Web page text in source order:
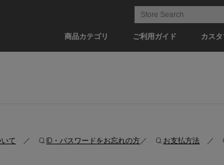
商品カテゴリ ご利用ガイド カス
て ／ Q.ID・パスワードをお忘れの方／ Q. お支払方法 ／